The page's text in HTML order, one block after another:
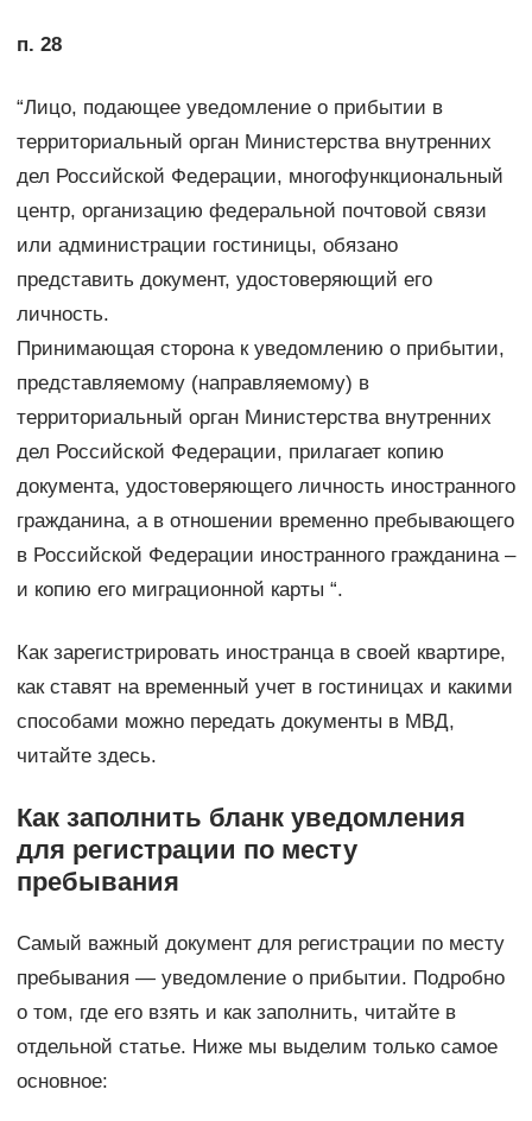
п. 28
“Лицо, подающее уведомление о прибытии в
территориальный орган Министерства внутренних
дел Российской Федерации, многофункциональный
центр, организацию федеральной почтовой связи
или администрации гостиницы, обязано
представить документ, удостоверяющий его
личность.
Принимающая сторона к уведомлению о прибытии,
представляемому (направляемому) в
территориальный орган Министерства внутренних
дел Российской Федерации, прилагает копию
документа, удостоверяющего личность иностранного
гражданина, а в отношении временно пребывающего
в Российской Федерации иностранного гражданина –
и копию его миграционной карты “.
Как зарегистрировать иностранца в своей квартире,
как ставят на временный учет в гостиницах и какими
способами можно передать документы в МВД,
читайте здесь.
Как заполнить бланк уведомления
для регистрации по месту
пребывания
Самый важный документ для регистрации по месту
пребывания — уведомление о прибытии. Подробно
о том, где его взять и как заполнить, читайте в
отдельной статье. Ниже мы выделим только самое
основное: